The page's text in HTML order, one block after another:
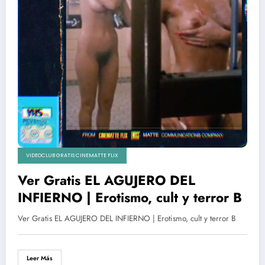
VIDEOCLUB GRATIS CINEMATTE FLIX
Ver Gratis EL AGUJERO DEL
INFIERNO | Erotismo, cult y terror B
Ver Gratis EL AGUJERO DEL INFIERNO | Erotismo, cult y terror B
Leer Más